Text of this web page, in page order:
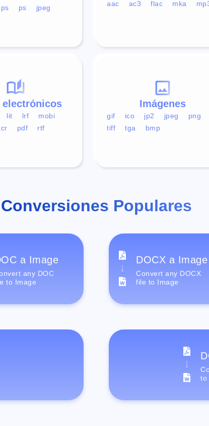
ps
jpeg
aac
ac3 flac mka
Imágenes
gif ico jp2 jpeg
png
tiff
tga bmp
electrónicos
lit lrf
mobi
pdf rtf
Conversiones Populares
a Image
any DOC
to Image
DOCX a Image
Convert any DOCX
file to Image
to